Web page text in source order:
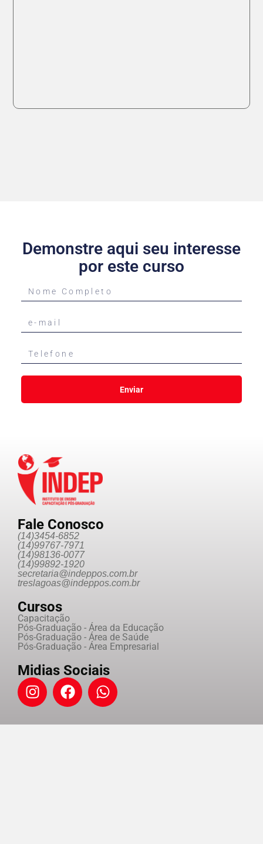
Demonstre aqui seu interesse
por este curso
Enviar
Fale Conosco
(14)3454-6852
(14)99767-7971
(14)98136-0077
(14)99892-1920
secretaria@indeppos.com.br
treslagoas@indeppos.com.br
Cursos
Capacitação
Pós-Graduação - Área da Educação
Pós-Graduação - Área de Saúde
Pós-Graduação - Área Empresarial
Midias Sociais